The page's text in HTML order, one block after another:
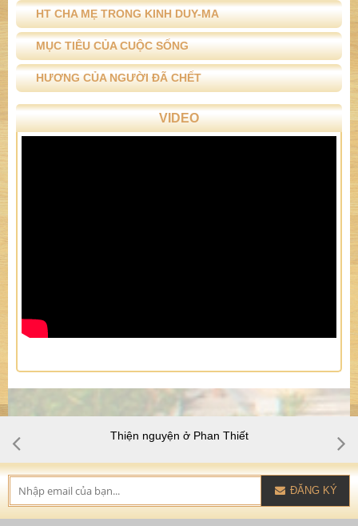
HT CHA MẸ TRONG KINH DUY-MA
MỤC TIÊU CỦA CUỘC SỐNG
HƯƠNG CỦA NGƯỜI ĐÃ CHẾT
VIDEO
Thiện nguyện ở Phan Thiết
ĐĂNG KÝ